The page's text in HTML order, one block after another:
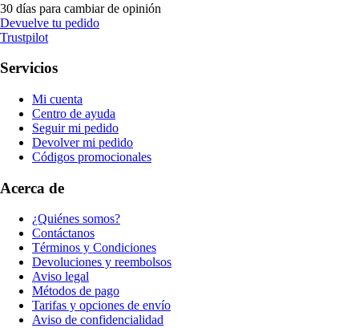
30 días para cambiar de opinión
Devuelve tu pedido
Trustpilot
Servicios
Mi cuenta
Centro de ayuda
Seguir mi pedido
Devolver mi pedido
Códigos promocionales
Acerca de
¿Quiénes somos?
Contáctanos
Términos y Condiciones
Devoluciones y reembolsos
Aviso legal
Métodos de pago
Tarifas y opciones de envío
Aviso de confidencialidad